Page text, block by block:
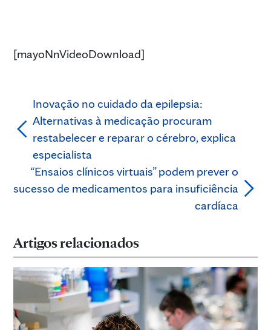
[mayoNnVideoDownload]
Inovação no cuidado da epilepsia:
Alternativas à medicação procuram
restabelecer e reparar o cérebro, explica
especialista
“Ensaios clínicos virtuais” podem prever o
sucesso de medicamentos para insuficiência
cardíaca
Artigos relacionados